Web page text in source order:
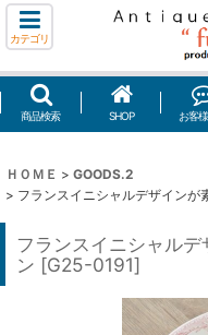
カテゴリ
商品検索 SHOP お客
ＨＯＭＥ > GOODS.2
> フランスイニシャルデザインが
フランスイニシャル
ン [G25-0191]